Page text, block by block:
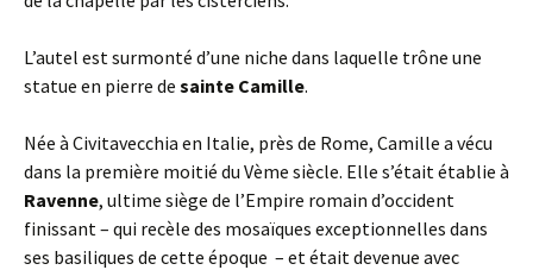
L’autel est surmonté d’une niche dans laquelle trône une
statue en pierre de sainte Camille.
Née à Civitavecchia en Italie, près de Rome, Camille a vécu
dans la première moitié du Vème siècle. Elle s’était établie à
Ravenne, ultime siège de l’Empire romain d’occident
finissant – qui recèle des mosaïques exceptionnelles dans
ses basiliques de cette époque – et était devenue avec